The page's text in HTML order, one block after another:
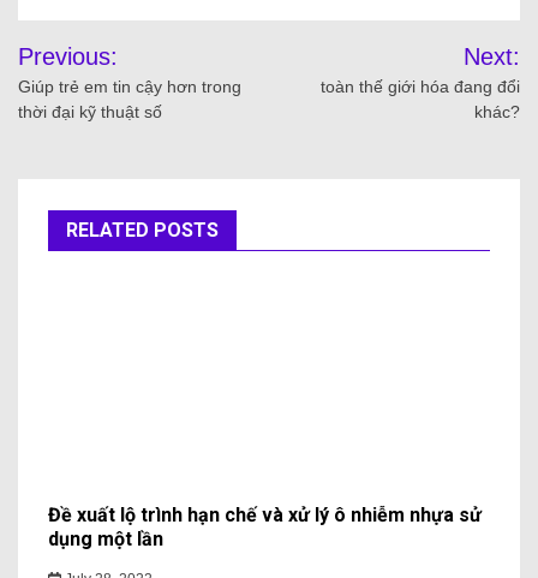
Previous:
Giúp trẻ em tin cậy hơn trong
thời đại kỹ thuật số
Next:
toàn thế giới hóa đang đổi
khác?
RELATED POSTS
Đề xuất lộ trình hạn chế và xử lý ô nhiễm nhựa sử
dụng một lần